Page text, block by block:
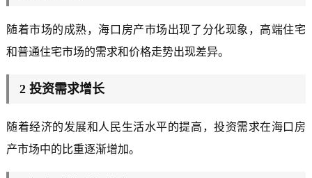
随着市场的成熟，海口房产市场出现了分化现象，高端住宅
和普通住宅市场的需求和价格走势出现差异。
2 投资需求增长
随着经济的发展和人民生活水平的提高，投资需求在海口房
产市场中的比重逐渐增加。